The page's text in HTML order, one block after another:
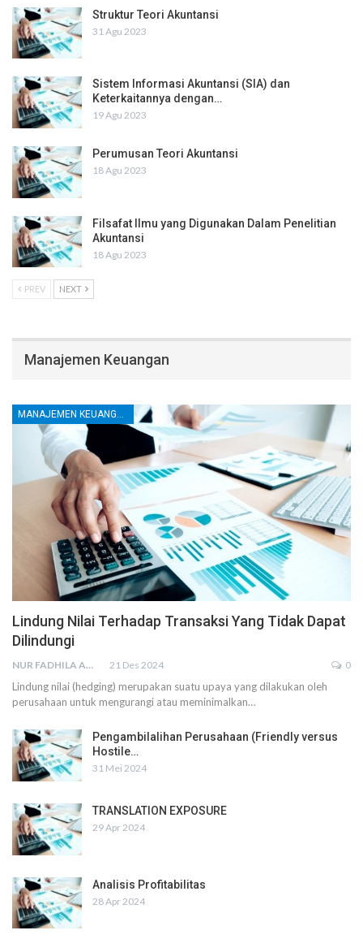
Struktur Teori Akuntansi
31 Agu 2023
Sistem Informasi Akuntansi (SIA) dan
Keterkaitannya dengan…
19 Agu 2023
Perumusan Teori Akuntansi
18 Agu 2023
Filsafat Ilmu yang Digunakan Dalam Penelitian
Akuntansi
18 Agu 2023
PREV NEXT
Manajemen Keuangan
MANAJEMEN KEUANGAN
Lindung Nilai Terhadap Transaksi Yang Tidak Dapat
Dilindungi
NUR FADHILA AMRI, SE., AK., M.SI 21 Des 2024 0
Lindung nilai (hedging) merupakan suatu upaya yang dilakukan oleh
perusahaan untuk mengurangi atau meminimalkan…
Pengambilalihan Perusahaan (Friendly versus
Hostile…
31 Mei 2024
TRANSLATION EXPOSURE
29 Apr 2024
Analisis Profitabilitas
28 Apr 2024